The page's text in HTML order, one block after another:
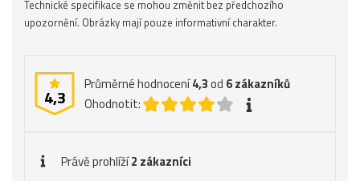
Technické specifikace se mohou změnit bez předchozího
upozornění. Obrázky mají pouze informativní charakter.
4,3
Průměrné hodnocení4,3od 6zákazníků
Ohodnotit:
Právě prohlíží2 zákazníci